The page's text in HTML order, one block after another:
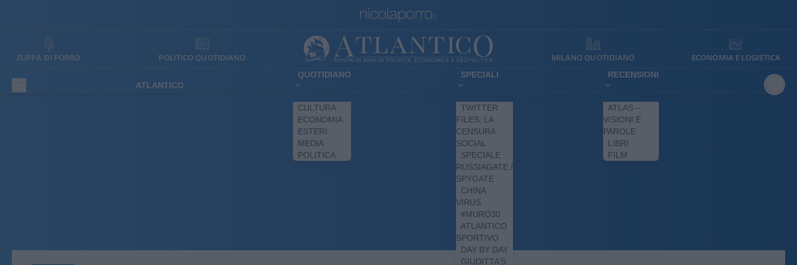
ZUPPA DI PORRO POLITICO QUOTIDIANO MILANO QUOTIDIANO ECONOMIA E LOGISTICA
ATLANTICO
QUOTIDIANO
CULTURA
ECONOMIA
ESTERI
MEDIA
POLITICA
SPECIALI
TWITTER
FILES: LA
CENSURA
SOCIAL
SPECIALE
RUSSIAGATE /
SPYGATE
CHINA
VIRUS
#MURO30
ATLANTICO
SPORTIVO
DAY BY DAY
GIUDITTA’S
RECENSIONI
ATLAS –
VISIONI E
PAROLE
LIBRI
FILM